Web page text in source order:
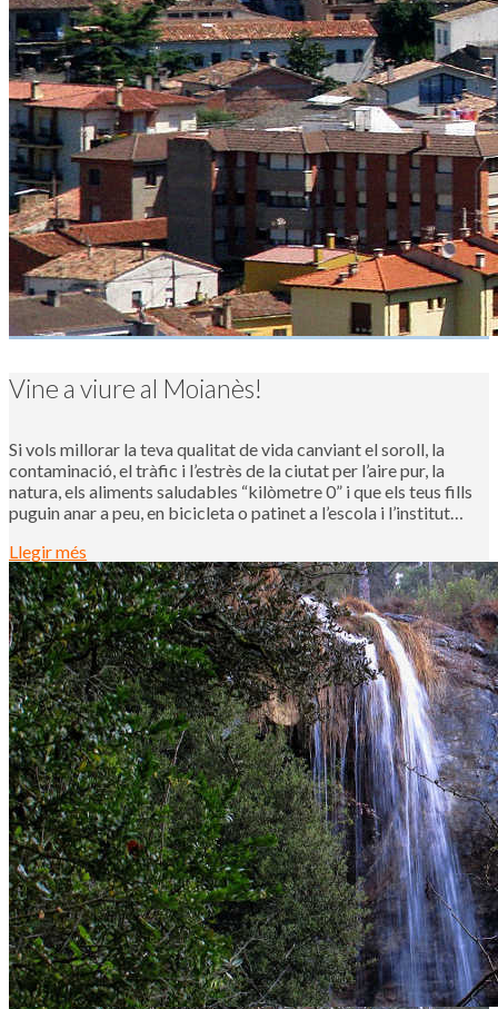
Vine a viure al Moianès!
Si vols millorar la teva qualitat de vida canviant el soroll, la
contaminació, el tràfic i l’estrès de la ciutat per l’aire pur, la
natura, els aliments saludables “kilòmetre 0” i que els teus fills
puguin anar a peu, en bicicleta o patinet a l’escola i l’institut…
Llegir més